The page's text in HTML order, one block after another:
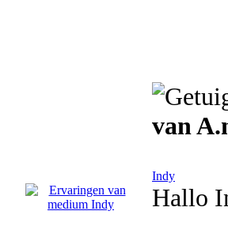
van
Indy
Hallo